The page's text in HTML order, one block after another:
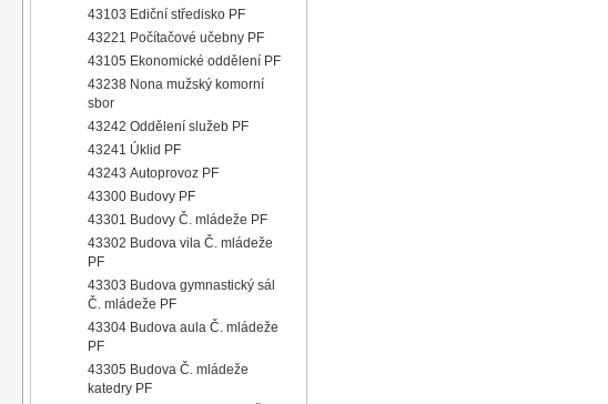
43103 Ediční středisko PF
43221 Počítačové učebny PF
43105 Ekonomické oddělení PF
43238 Nona mužský komorní
sbor
43242 Oddělení služeb PF
43241 Úklid PF
43243 Autoprovoz PF
43300 Budovy PF
43301 Budovy Č. mládeže PF
43302 Budova vila Č. mládeže
PF
43303 Budova gymnastický sál
Č. mládeže PF
43304 Budova aula Č. mládeže
PF
43305 Budova Č. mládeže
katedry PF